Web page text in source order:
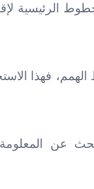
الرئيسية
فهذا
عن المعلومة